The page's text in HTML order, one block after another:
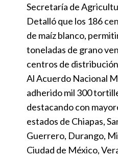
Secretaría de
Detalló que los 186
de maíz blanco,
toneladas de grano
centros de
Al Acuerdo Nacional
adherido mil 300
destacando con
estados de Chiapas,
Guerrero, Durango,
Ciudad de México,